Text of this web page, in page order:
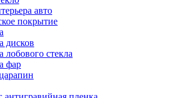
авто
покрытие
дисков
лобового стекла
фар